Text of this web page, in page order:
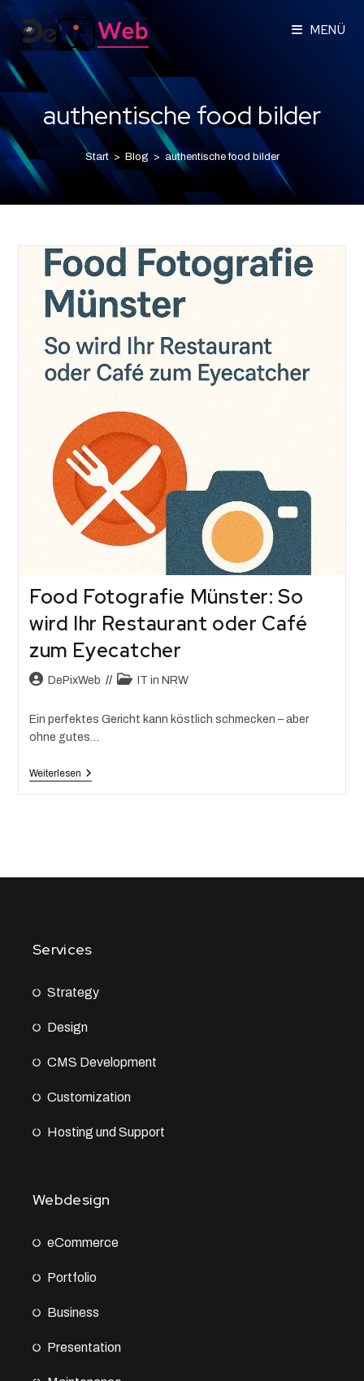
MENÜ
authentische food bilder
Start > Blog > authentische food bilder
Food Fotografie Münster: So
wird Ihr Restaurant oder Café
zum Eyecatcher
DePixWeb IT in NRW
Ein perfektes Gericht kann köstlich schmecken – aber
ohne gutes…
Weiterlesen
Services
Strategy
Design
CMS Development
Customization
Hosting und Support
Webdesign
eCommerce
Portfolio
Business
Presentation